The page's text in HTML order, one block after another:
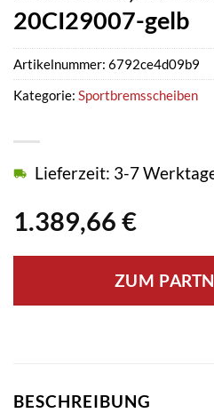
20CI29007-gelb
1.389,66 €
Lieferzeit: 3-7
ZUM
Artikelnummer: 6792ce4d09b9
Kategorie: Sportbremsscheiben
BESCHREIBUNG